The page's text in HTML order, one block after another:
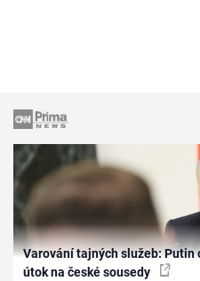
Varování tajných služeb: Putin
útok na české sousedy